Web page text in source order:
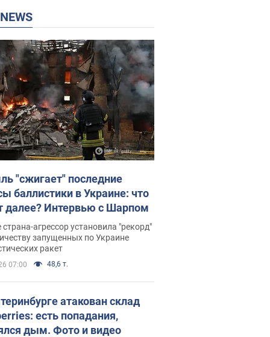
NEWS
"сжигает" последние
баллистики в Украине: что
далее? Интервью с Шарпом
агрессор установила "рекорд"
запущенных по Украине
ракет
07:00 48,6 т.
атакован склад
есть попадания,
дым. Фото и видео